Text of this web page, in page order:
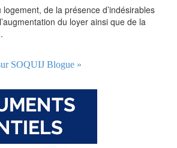
logement, de la présence d’indésirables
du loyer ainsi que de la
SOQUIJ Blogue »